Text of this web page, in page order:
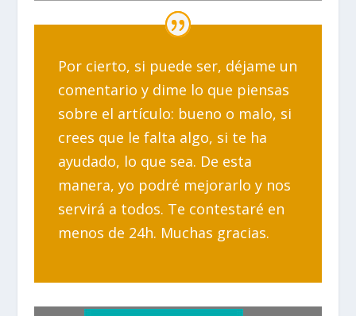
Por cierto, si puede ser, déjame un
comentario y dime lo que piensas
sobre el artículo: bueno o malo, si
crees que le falta algo, si te ha
ayudado, lo que sea. De esta
manera, yo podré mejorarlo y nos
servirá a todos. Te contestaré en
menos de 24h. Muchas gracias.